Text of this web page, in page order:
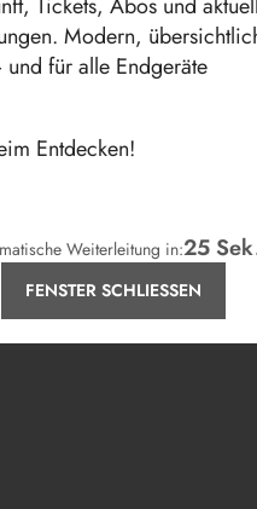
Modern,
für alle Endgeräte
Entdecken!
FENSTER SCHLIESSEN
Weiterleitung in:24